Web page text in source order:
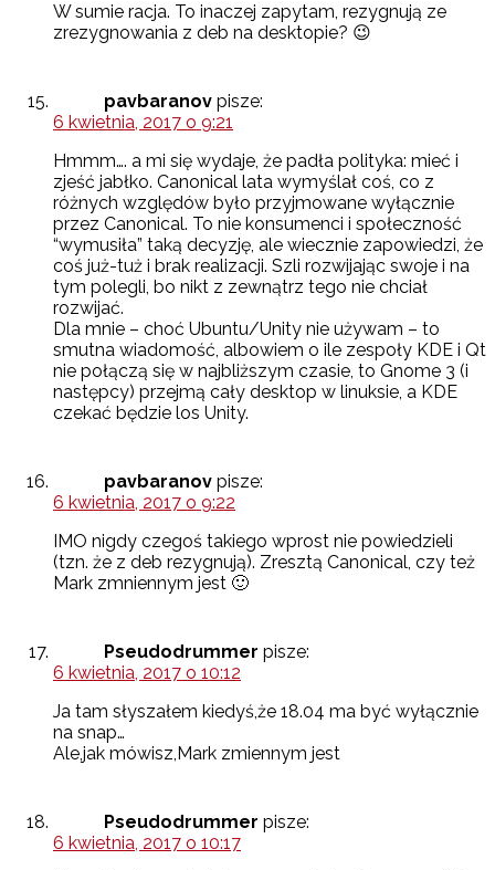
W sumie racja. To inaczej zapytam, rezygnują ze
zrezygnowania z deb na desktopie? 😉
pavbaranov pisze:
6 kwietnia, 2017 o 9:21
Hmmm…. a mi się wydaje, że padła polityka: mieć i
zjeść jabłko. Canonical lata wymyślał coś, co z
różnych względów było przyjmowane wyłącznie
przez Canonical. To nie konsumenci i społeczność
“wymusiła” taką decyzję, ale wiecznie zapowiedzi, że
coś już-tuż i brak realizacji. Szli rozwijając swoje i na
tym polegli, bo nikt z zewnątrz tego nie chciał
rozwijać.
Dla mnie – choć Ubuntu/Unity nie używam – to
smutna wiadomość, albowiem o ile zespoły KDE i Qt
nie połączą się w najbliższym czasie, to Gnome 3 (i
następcy) przejmą cały desktop w linuksie, a KDE
czekać będzie los Unity.
pavbaranov pisze:
6 kwietnia, 2017 o 9:22
IMO nigdy czegoś takiego wprost nie powiedzieli
(tzn. że z deb rezygnują). Zresztą Canonical, czy też
Mark zmniennym jest 🙂
Pseudodrummer pisze:
6 kwietnia, 2017 o 10:12
Ja tam słyszałem kiedyś,że 18.04 ma być wyłącznie
na snap…
Ale,jak mówisz,Mark zmiennym jest
Pseudodrummer pisze:
6 kwietnia, 2017 o 10:17